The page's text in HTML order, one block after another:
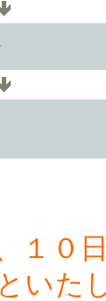
１０
いた